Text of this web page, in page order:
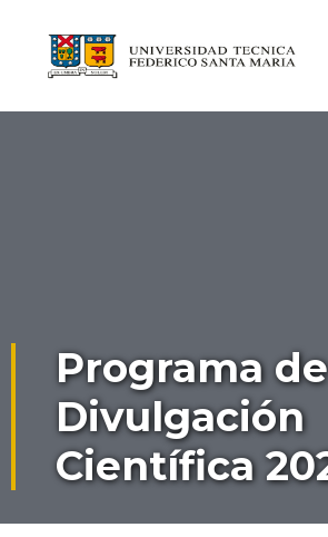
Programa de
Divulgación
Científica